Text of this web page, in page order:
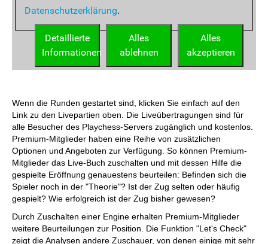
Wenn die Runden gestartet sind, klicken Sie einfach auf den
Link zu den Livepartien oben. Die Liveübertragungen sind für
alle Besucher des Playchess-Servers zugänglich und kostenlos.
Premium-Mitglieder haben eine Reihe von zusätzlichen
Optionen und Angeboten zur Verfügung. So können Premium-
Mitglieder das Live-Buch zuschalten und mit dessen Hilfe die
gespielte Eröffnung genauestens beurteilen: Befinden sich die
Spieler noch in der "Theorie"? Ist der Zug selten oder häufig
gespielt? Wie erfolgreich ist der Zug bisher gewesen?
Durch Zuschalten einer Engine erhalten Premium-Mitglieder
weitere Beurteilungen zur Position. Die Funktion "Let's Check"
zeigt die Analysen andere Zuschauer, von denen einige mit sehr